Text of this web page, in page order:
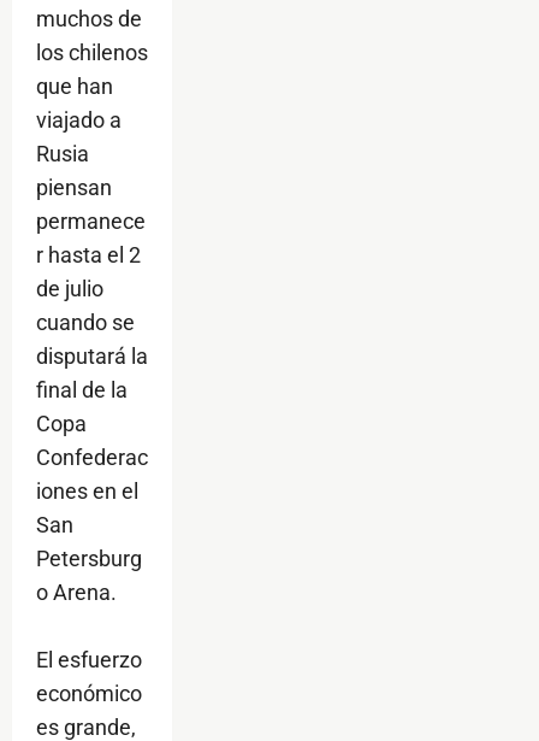
muchos de
los chilenos
que han
viajado a
Rusia
piensan
permanece
r hasta el 2
de julio
cuando se
disputará la
final de la
Copa
Confederac
iones en el
San
Petersburg
o Arena.
El esfuerzo
económico
es grande,